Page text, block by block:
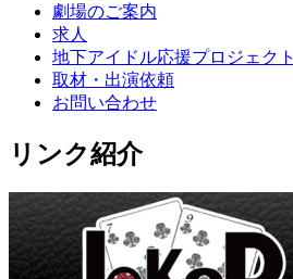
劇場のご案内
求人
地下アイドル応援プロジェクト
取材・出演依頼
お問い合わせ
リンク紹介